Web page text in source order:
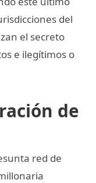
del
el secreto
e ilegítimos o
de
red de